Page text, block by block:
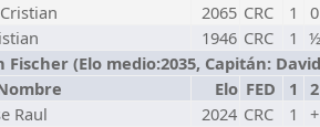
2065 CRC 1
0
1946 CRC 1 ½
Fischer (Elo medio:2035, Capitán:
Elo FED 1
2
Raul 2024 CRC 1
+